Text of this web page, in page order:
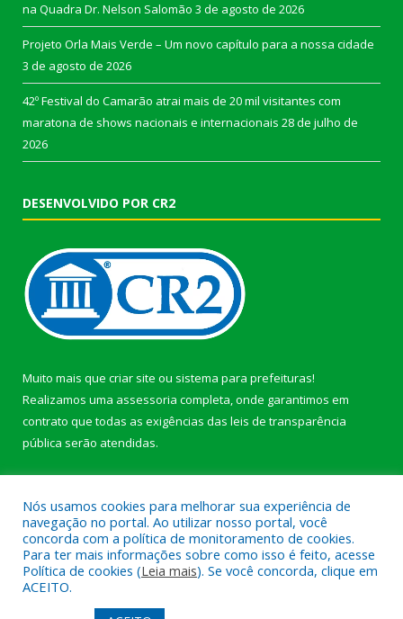
na Quadra Dr. Nelson Salomão 3 de agosto de 2026
Projeto Orla Mais Verde – Um novo capítulo para a nossa cidade
3 de agosto de 2026
42º Festival do Camarão atrai mais de 20 mil visitantes com
maratona de shows nacionais e internacionais 28 de julho de
2026
DESENVOLVIDO POR CR2
Muito mais que criar site ou sistema para prefeituras!
Realizamos uma assessoria completa, onde garantimos em
contrato que todas as exigências das leis de transparência
pública serão atendidas.
Todos os direitos reservados a Prefeitura Municipal de Afuá.
Nós usamos cookies para melhorar sua experiência de
navegação no portal. Ao utilizar nosso portal, você
concorda com a política de monitoramento de cookies.
Para ter mais informações sobre como isso é feito, acesse
Política de cookies (Leia mais). Se você concorda, clique em
ACEITO.